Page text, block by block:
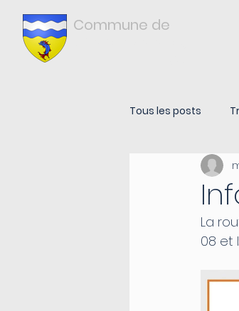
Commune de
Tous les posts
La
08 et